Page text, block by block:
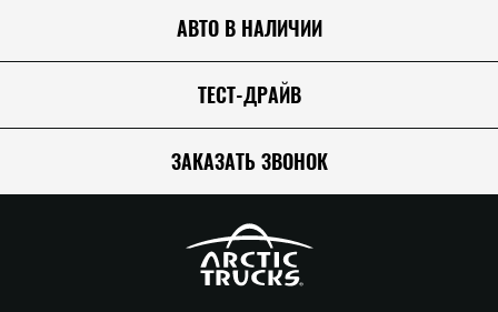
АВТО В НАЛИЧИИ
ТЕСТ-ДРАЙВ
ЗАКАЗАТЬ ЗВОНОК